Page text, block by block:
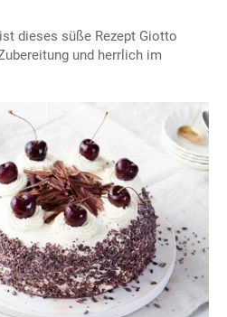
dieses süße Rezept Giotto
und herrlich im